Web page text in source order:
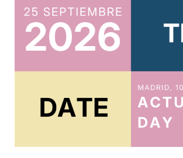
Acreditar CPD 2025
Acceso al Área Privada